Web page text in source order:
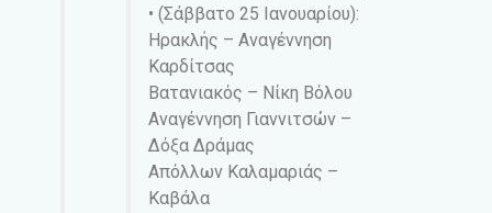
• (Σάββατο 25 Ιανουαρίου):
Ηρακλής – Αναγέννηση
Καρδίτσας
Βατανιακός – Νίκη Βόλου
Αναγέννηση Γιαννιτσών –
Δόξα Δράμας
Απόλλων Καλαμαριάς –
Καβάλα